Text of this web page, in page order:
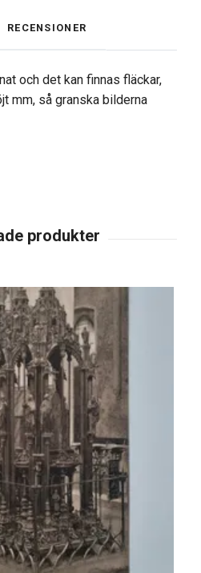
RECENSIONER
och det kan finnas fläckar,
mm, så granska bilderna